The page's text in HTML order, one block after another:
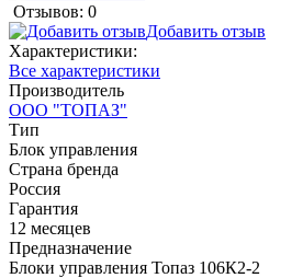
Отзывов: 0
Добавить отзыв
Характеристики:
Все характеристики
Производитель
ООО "ТОПАЗ"
Тип
Блок управления
Страна бренда
Россия
Гарантия
12 месяцев
Предназначение
Блоки управления Топаз 106К2-2